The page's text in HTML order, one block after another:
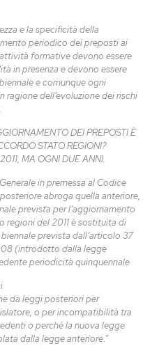
e la specificità della
periodico dei preposti ai
formative devono essere
in presenza e devono essere
e comunque ogni
ragione dell’evoluzione dei rischi
DEI PREPOSTI È
STATO REGIONI?
MA OGNI DUE ANNI.
in premessa al Codice
abroga quella anteriore,
prevista per l’aggiornamento
regioni del 2011 è sostituita di
prevista dall’articolo 37
(introdotto dalla legge
periodicità quinquennale
da leggi posteriori per
o per incompatibilità tra
o perché la nuova legge
dalla legge anteriore.”